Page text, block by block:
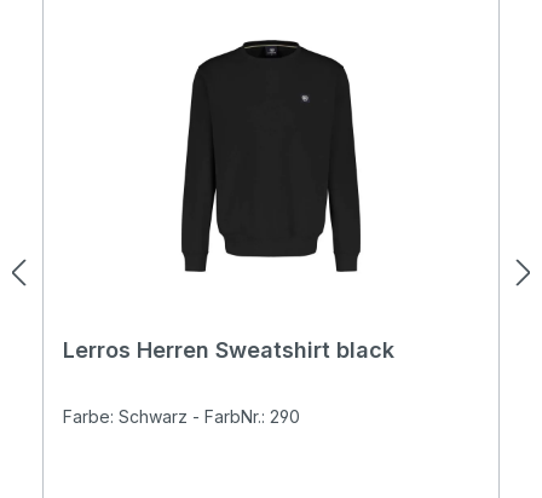
Lerros Herren Sweatshirt black
Farbe: Schwarz - FarbNr.: 290